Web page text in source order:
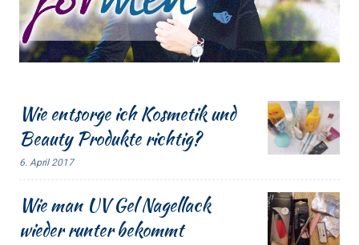
Wie entsorge ich Kosmetik und
Beauty Produkte richtig?
6. April 2017
Wie man UV Gel Nagellack
wieder runter bekommt